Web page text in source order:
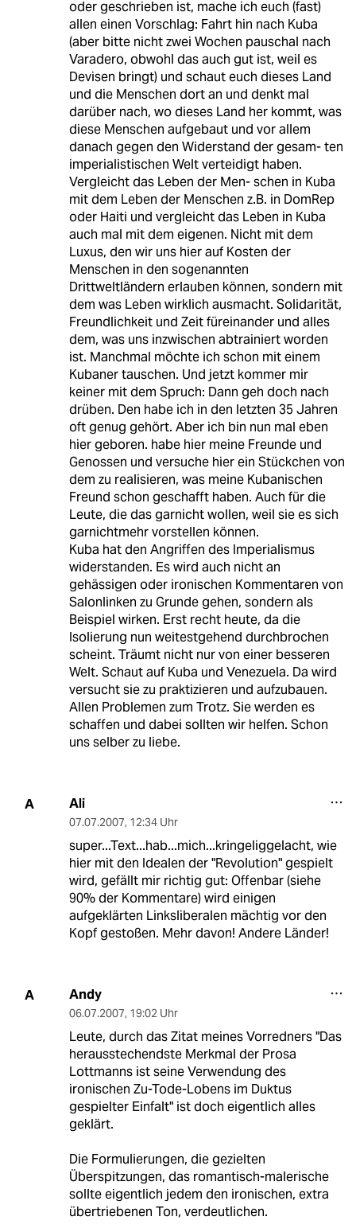
oder geschrieben ist, mache ich euch (fast)
allen einen Vorschlag: Fahrt hin nach Kuba
(aber bitte nicht zwei Wochen pauschal nach
Varadero, obwohl das auch gut ist, weil es
Devisen bringt) und schaut euch dieses Land
und die Menschen dort an und denkt mal
darüber nach, wo dieses Land her kommt, was
diese Menschen aufgebaut und vor allem
danach gegen den Widerstand der gesam- ten
imperialistischen Welt verteidigt haben.
Vergleicht das Leben der Men- schen in Kuba
mit dem Leben der Menschen z.B. in DomRep
oder Haiti und vergleicht das Leben in Kuba
auch mal mit dem eigenen. Nicht mit dem
Luxus, den wir uns hier auf Kosten der
Menschen in den sogenannten
Drittweltländern erlauben können, sondern mit
dem was Leben wirklich ausmacht. Solidarität,
Freundlichkeit und Zeit füreinander und alles
dem, was uns inzwischen abtrainiert worden
ist. Manchmal möchte ich schon mit einem
Kubaner tauschen. Und jetzt kommer mir
keiner mit dem Spruch: Dann geh doch nach
drüben. Den habe ich in den letzten 35 Jahren
oft genug gehört. Aber ich bin nun mal eben
hier geboren. habe hier meine Freunde und
Genossen und versuche hier ein Stückchen von
dem zu realisieren, was meine Kubanischen
Freund schon geschafft haben. Auch für die
Leute, die das garnicht wollen, weil sie es sich
garnichtmehr vorstellen können.
Kuba hat den Angriffen des Imperialismus
widerstanden. Es wird auch nicht an
gehässigen oder ironischen Kommentaren von
Salonlinken zu Grunde gehen, sondern als
Beispiel wirken. Erst recht heute, da die
Isolierung nun weitestgehend durchbrochen
scheint. Träumt nicht nur von einer besseren
Welt. Schaut auf Kuba und Venezuela. Da wird
versucht sie zu praktizieren und aufzubauen.
Allen Problemen zum Trotz. Sie werden es
schaffen und dabei sollten wir helfen. Schon
uns selber zu liebe.
A Ali
07.07.2007, 12:34 Uhr
super...Text...hab...mich...kringeliggelacht, wie
hier mit den Idealen der "Revolution" gespielt
wird, gefällt mir richtig gut: Offenbar (siehe
90% der Kommentare) wird einigen
aufgeklärten Linksliberalen mächtig vor den
Kopf gestoßen. Mehr davon! Andere Länder!
A Andy
06.07.2007, 19:02 Uhr
Leute, durch das Zitat meines Vorredners "Das
herausstechendste Merkmal der Prosa
Lottmanns ist seine Verwendung des
ironischen Zu-Tode-Lobens im Duktus
gespielter Einfalt" ist doch eigentlich alles
geklärt.
Die Formulierungen, die gezielten
Überspitzungen, das romantisch-malerische
sollte eigentlich jedem den ironischen, extra
übertriebenen Ton, verdeutlichen.